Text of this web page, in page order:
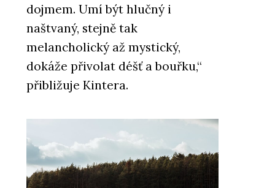
dojmem. Umí být hlučný i
naštvaný, stejně tak
melancholický až mystický,
dokáže přivolat déšť a bouřku,“
přibližuje Kintera.